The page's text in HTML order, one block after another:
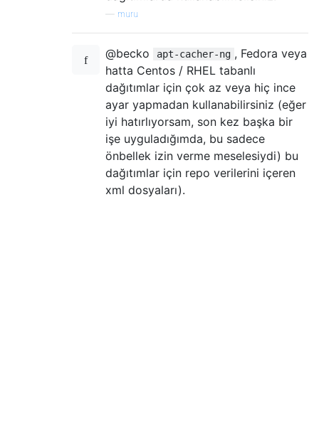
muru
@becko apt-cacher-ng , Fedora veya
hatta Centos / RHEL tabanlı
dağıtımlar için çok az veya hiç ince
ayar yapmadan kullanabilirsiniz (eğer
iyi hatırlıyorsam, son kez başka bir
işe uyguladığımda, bu sadece
önbellek izin verme meselesiydi) bu
dağıtımlar için repo verilerini içeren
xml dosyaları).